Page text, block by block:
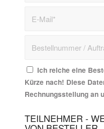
Ich reiche eine
Kürze nach! Diese
Rechnungsstellung an
TEILNEHMER -